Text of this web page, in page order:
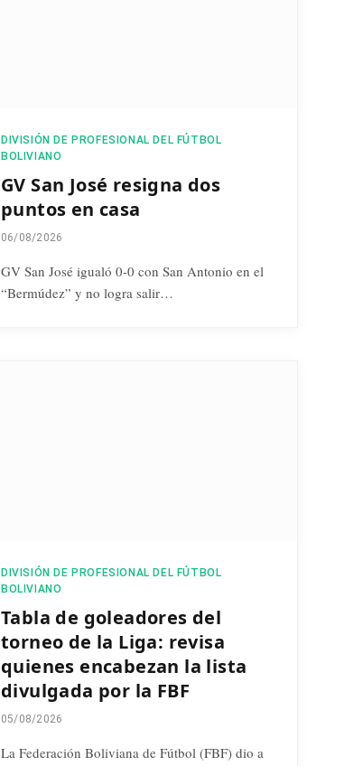
DIVISIÓN DE PROFESIONAL DEL FÚTBOL
BOLIVIANO
GV San José resigna dos
puntos en casa
06/08/2026
GV San José igualó 0-0 con San Antonio en el
“Bermúdez” y no logra salir…
DIVISIÓN DE PROFESIONAL DEL FÚTBOL
BOLIVIANO
Tabla de goleadores del
torneo de la Liga: revisa
quienes encabezan la lista
divulgada por la FBF
05/08/2026
La Federación Boliviana de Fútbol (FBF) dio a